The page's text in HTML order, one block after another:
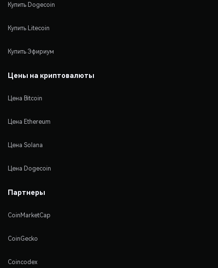
Купить Dogecoin
Купить Litecoin
Купить Эфириум
Цены на криптовалюты
Цена Bitcoin
Цена Ethereum
Цена Solana
Цена Dogecoin
Партнеры
CoinMarketCap
CoinGecko
Coincodex